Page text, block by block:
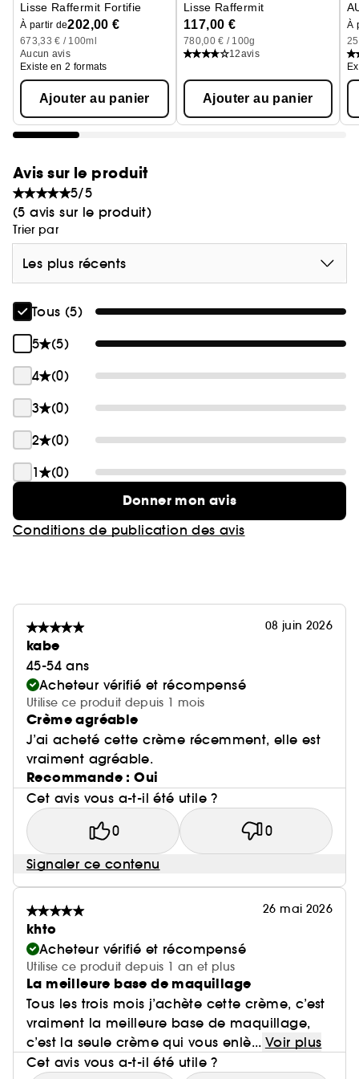
Lisse Raffermit Fortifie
À partir de202,00 €
673,33 € / 100ml
Aucun avis
Existe en 2 formats
Ajouter au panier
Lisse Raffermit
117,00 €
780,00 € / 100g
12avis
Ajouter au panier
À
Avis sur le produit
5/5
(5 avis sur le produit)
Trier par
Les plus récents
Tous (5)
5
(5)
4
(0)
3
(0)
2
(0)
1
(0)
Donner mon avis
Conditions de publication des avis
08 juin 2026
kabe
45-54 ans
Acheteur vérifié et récompensé
Utilise ce produit depuis 1 mois
Crème agréable
J’ai acheté cette crème récemment, elle est
vraiment agréable.
Recommande : Oui
Cet avis vous a-t-il été utile ?
0 0
Signaler ce contenu
26 mai 2026
khto
Acheteur vérifié et récompensé
Utilise ce produit depuis 1 an et plus
La meilleure base de maquillage
Tous les trois mois j’achète cette crème, c’est
vraiment la meilleure base de maquillage,
c’est la seule crème qui vous enlè... Voir plus
Cet avis vous a-t-il été utile ?